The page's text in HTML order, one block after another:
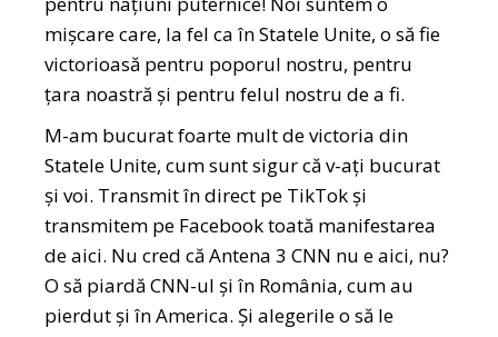
mișcare care, la fel ca în Statele Unite, o să fie
victorioasă pentru poporul nostru, pentru
țara noastră și pentru felul nostru de a fi.
M-am bucurat foarte mult de victoria din
Statele Unite, cum sunt sigur că v-ați bucurat
și voi. Transmit în direct pe TikTok și
transmitem pe Facebook toată manifestarea
de aici. Nu cred că Antena 3 CNN nu e aici, nu?
O să piardă CNN-ul și în România, cum au
pierdut și în America. Și alegerile o să le